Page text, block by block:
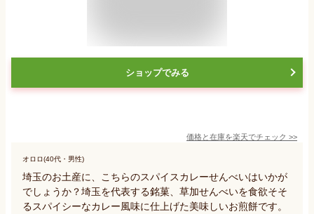
ショップでみる
価格と在庫を楽天でチェック >>
オロロ(40代・男性)
埼玉のお土産に、こちらのスパイスカレーせんべいはいかが
でしょうか？埼玉を代表する銘菓、草加せんべいを食欲そそ
るスパイシーなカレー風味に仕上げた美味しいお煎餅です。